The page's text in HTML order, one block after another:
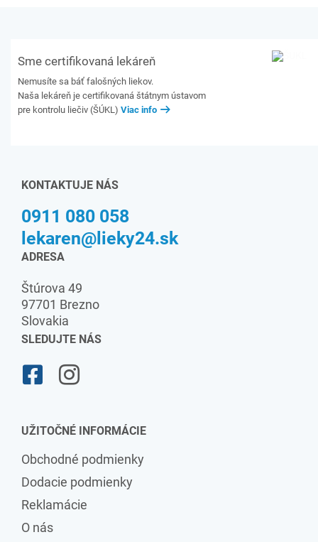
Sme certifikovaná lekáreň
Nemusíte sa báť falošných liekov.
Naša lekáreň je certifikovaná štátnym ústavom
pre kontrolu liečiv (ŠÚKL) Viac info
KONTAKTUJE NÁS
0911 080 058
lekaren@lieky24.sk
ADRESA
Štúrova 49
97701 Brezno
Slovakia
SLEDUJTE NÁS
UŽITOČNÉ INFORMÁCIE
Obchodné podmienky
Dodacie podmienky
Reklamácie
O nás